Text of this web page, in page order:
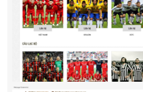
Muasamsanhdieu.net